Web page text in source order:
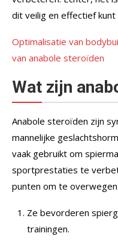
dit veilig en effectief kunt
Optimalisatie van
van anabole steroïden
Wat zijn
Anabole steroïden zijn
mannelijke
vaak gebruikt om
sportprestaties te
punten om te overwegen:
Ze bevorderen
trainingen.